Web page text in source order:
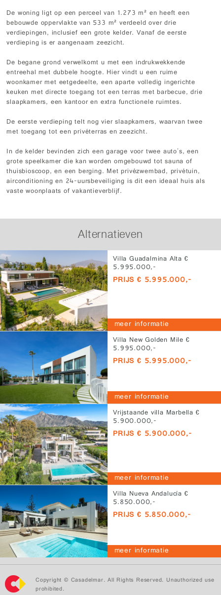
De woning ligt op een perceel van 1.273 m² en heeft een
bebouwde oppervlakte van 533 m² verdeeld over drie
verdiepingen, inclusief een grote kelder. Vanaf de eerste
verdieping is er aangenaam zeezicht.
De begane grond verwelkomt u met een indrukwekkende
entreehal met dubbele hoogte. Hier vindt u een ruime
woonkamer met eetgedeelte, een aparte volledig ingerichte
keuken met directe toegang tot een terras met barbecue, drie
slaapkamers, een kantoor en extra functionele ruimtes.
De eerste verdieping telt nog vier slaapkamers, waarvan twee
met toegang tot een privéterras en zeezicht.
In de kelder bevinden zich een garage voor twee auto's, een
grote speelkamer die kan worden omgebouwd tot sauna of
thuisbioscoop, en een berging. Met privézwembad, privétuin,
airconditioning en 24-uursbeveiliging is dit een ideaal huis als
vaste woonplaats of vakantieverblijf.
Alternatieven
Villa Guadalmina Alta €
5.995.000,-
PRIJS € 5.995.000,-
meer informatie
Villa New Golden Mile €
5.995.000,-
PRIJS € 5.995.000,-
meer informatie
Vrijstaande villa Marbella €
5.900.000,-
PRIJS € 5.900.000,-
meer informatie
Villa Nueva Andalucía €
5.850.000,-
PRIJS € 5.850.000,-
meer informatie
Copyright © Casadelmar. All Rights Reserved. Unauthorized use
prohibited.